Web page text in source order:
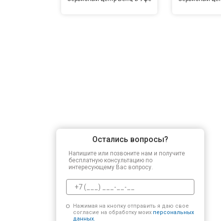
Остались вопросы?
Напишите или позвоните нам и получите
бесплатную консультацию по
интересующему Вас вопросу.
Нажимая на кнопку отправить я даю свое
согласие на обработку моих персональных
данных.